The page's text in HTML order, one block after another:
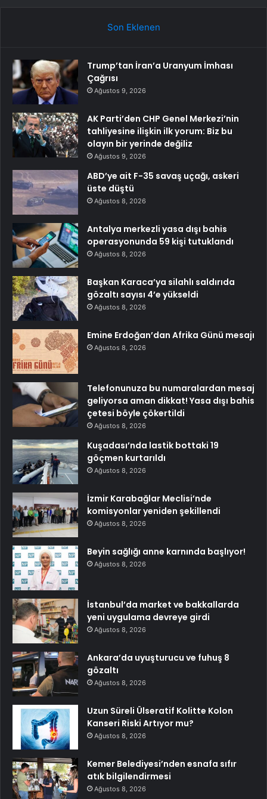
Son Eklenen
Trump’tan İran’a Uranyum İmhası
Çağrısı
Ağustos 9, 2026
AK Parti’den CHP Genel Merkezi’nin
tahliyesine ilişkin ilk yorum: Biz bu
olayın bir yerinde değiliz
Ağustos 9, 2026
ABD’ye ait F-35 savaş uçağı, askeri
üste düştü
Ağustos 8, 2026
Antalya merkezli yasa dışı bahis
operasyonunda 59 kişi tutuklandı
Ağustos 8, 2026
Başkan Karaca’ya silahlı saldırıda
gözaltı sayısı 4’e yükseldi
Ağustos 8, 2026
Emine Erdoğan’dan Afrika Günü mesajı
Ağustos 8, 2026
Telefonunuza bu numaralardan mesaj
geliyorsa aman dikkat! Yasa dışı bahis
çetesi böyle çökertildi
Ağustos 8, 2026
Kuşadası’nda lastik bottaki 19
göçmen kurtarıldı
Ağustos 8, 2026
İzmir Karabağlar Meclisi’nde
komisyonlar yeniden şekillendi
Ağustos 8, 2026
Beyin sağlığı anne karnında başlıyor!
Ağustos 8, 2026
İstanbul’da market ve bakkallarda
yeni uygulama devreye girdi
Ağustos 8, 2026
Ankara’da uyuşturucu ve fuhuş 8
gözaltı
Ağustos 8, 2026
Uzun Süreli Ülseratif Kolitte Kolon
Kanseri Riski Artıyor mu?
Ağustos 8, 2026
Kemer Belediyesi’nden esnafa sıfır
atık bilgilendirmesi
Ağustos 8, 2026